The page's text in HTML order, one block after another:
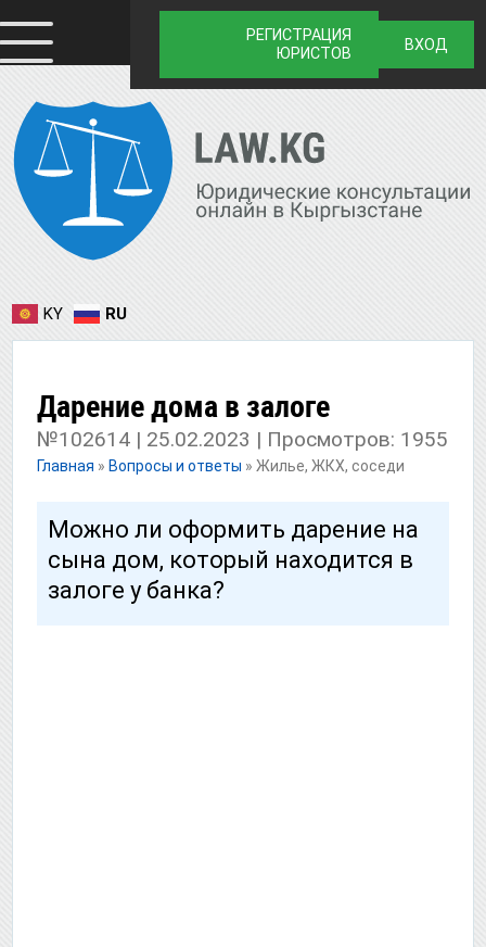
РЕГИСТРАЦИЯ
ЮРИСТОВ
ВХОД
KY RU
Дарение дома в залоге
№102614 | 25.02.2023 | Просмотров: 1955
Главная » Вопросы и ответы » Жилье, ЖКХ, соседи
Можно ли оформить дарение на
сына дом, который находится в
залоге у банка?